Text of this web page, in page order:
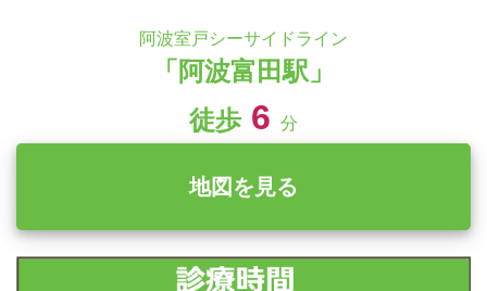
阿波室戸シーサイドライン
「阿波富田駅」
徒歩 6 分
地図を見る